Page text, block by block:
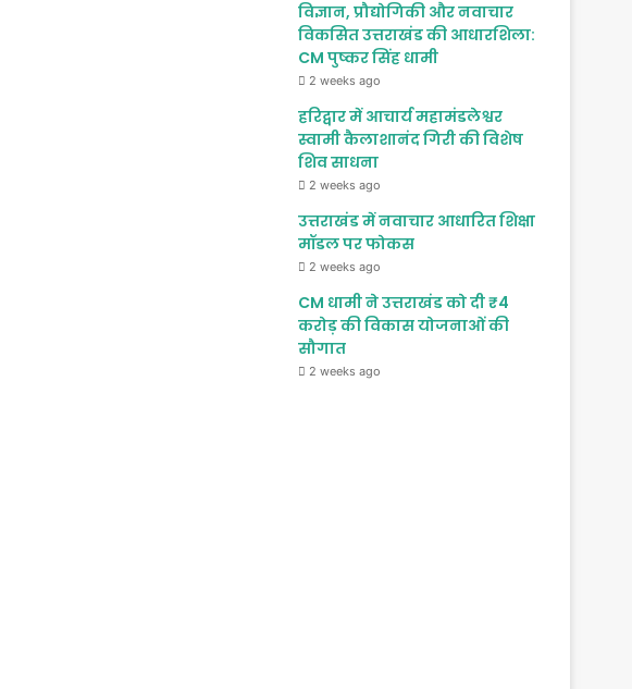
विज्ञान, प्रौद्योगिकी और नवाचार
विकसित उत्तराखंड की आधारशिला:
CM पुष्कर सिंह धामी
2 weeks ago
हरिद्वार में आचार्य महामंडलेश्वर
स्वामी कैलाशानंद गिरी की विशेष
शिव साधना
2 weeks ago
उत्तराखंड में नवाचार आधारित शिक्षा
मॉडल पर फोकस
2 weeks ago
CM धामी ने उत्तराखंड को दी ₹4
करोड़ की विकास योजनाओं की
सौगात
2 weeks ago